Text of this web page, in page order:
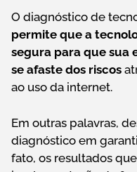
O diagnóstico de
permite que a
segura para que sua
se afaste dos riscos
ao uso da internet.
Em outras palavras,
diagnóstico em
fato, os resultados